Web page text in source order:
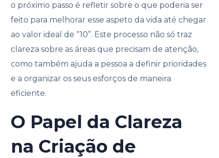
o próximo passo é refletir sobre o que poderia ser
feito para melhorar esse aspeto da vida até chegar
ao valor ideal de “10”. Este processo não só traz
clareza sobre as áreas que precisam de atenção,
como também ajuda a pessoa a definir prioridades
e a organizar os seus esforços de maneira
eficiente.
O Papel da Clareza
na Criação de